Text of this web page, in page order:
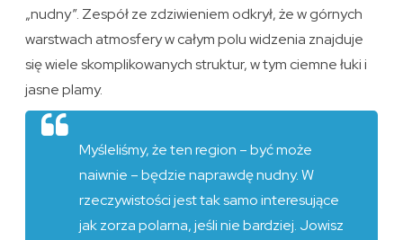
„nudny”. Zespół ze zdziwieniem odkrył, że w górnych
warstwach atmosfery w całym polu widzenia znajduje
się wiele skomplikowanych struktur, w tym ciemne łuki i
jasne plamy.
Myśleliśmy, że ten region – być może
naiwnie – będzie naprawdę nudny. W
rzeczywistości jest tak samo interesujące
jak zorza polarna, jeśli nie bardziej. Jowisz